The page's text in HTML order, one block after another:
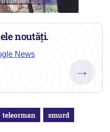
noutăți.
News
→
teleorman smurd